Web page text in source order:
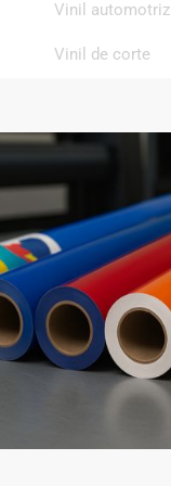
Vinil automotriz
Vinil de corte
Vinil textil